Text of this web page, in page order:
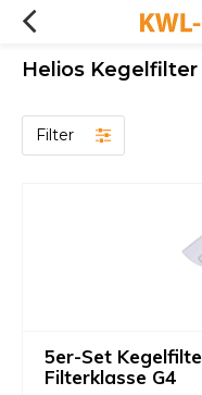
Helios
Filter
5er-Set
Filterklasse G4